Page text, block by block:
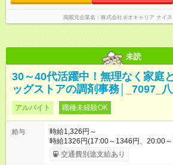
掲載元企業名 株式会社ネオキャリア ナイ
未読
30～40代活躍中！無理なく家庭
ッグストアの調剤事務│_7097_
アルバイト 職種未経験OK
給与
時給1,326円～
時給1326円(17:00～1346円、20:00
以降、社内試験による更新判定あり
～100円の昇給あり （大学生は＋20円） 試用期間あり：入
交通費別途支給あり